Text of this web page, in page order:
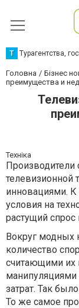
Т Турагентства,
Головна Бізнес
преимущества и
Техніка
Производители
телевизионной
инновациями.
условия на
растущий спрос
Вокруг модных
количество
считающими их
манипуляциями
затрат. Так
То же самое